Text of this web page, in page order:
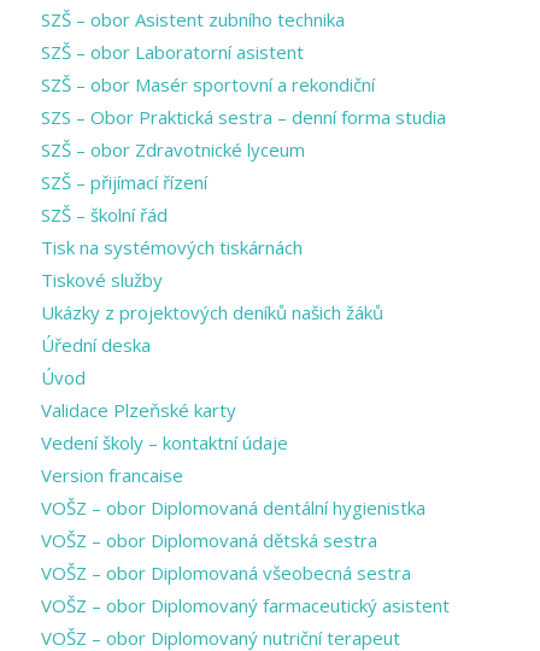
SZŠ – obor Asistent zubního technika
SZŠ – obor Laboratorní asistent
SZŠ – obor Masér sportovní a rekondiční
SZS – Obor Praktická sestra – denní forma studia
SZŠ – obor Zdravotnické lyceum
SZŠ – přijímací řízení
SZŠ – školní řád
Tisk na systémových tiskárnách
Tiskové služby
Ukázky z projektových deníků našich žáků
Úřední deska
Úvod
Validace Plzeňské karty
Vedení školy – kontaktní údaje
Version francaise
VOŠZ – obor Diplomovaná dentální hygienistka
VOŠZ – obor Diplomovaná dětská sestra
VOŠZ – obor Diplomovaná všeobecná sestra
VOŠZ – obor Diplomovaný farmaceutický asistent
VOŠZ – obor Diplomovaný nutriční terapeut